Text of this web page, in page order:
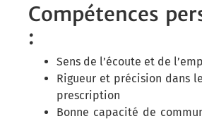
Compétences
:
Sens de l’écoute et de
Rigueur et précision dans
prescription
Bonne capacité de